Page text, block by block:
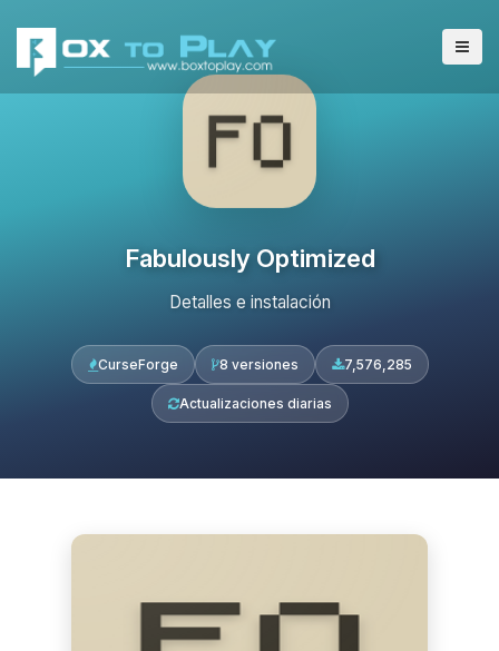
Fabulously Optimized
Detalles e instalación
CurseForge 8 versiones 7,576,285
Actualizaciones diarias